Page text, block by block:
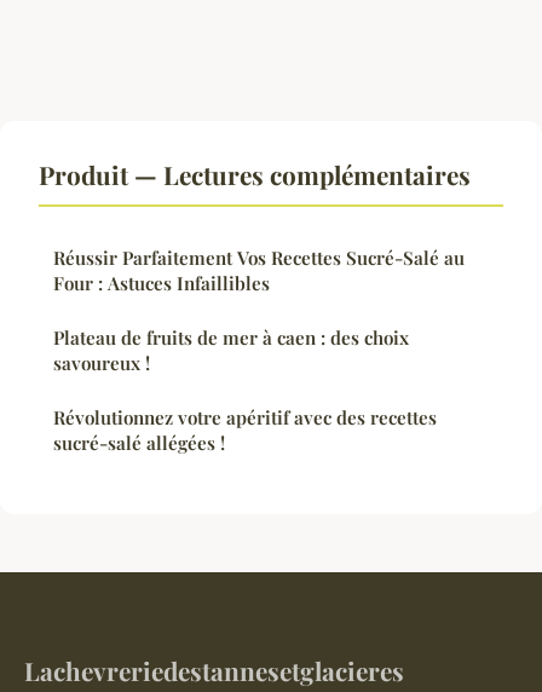
Produit — Lectures complémentaires
Réussir Parfaitement Vos Recettes Sucré-Salé au
Four : Astuces Infaillibles
Plateau de fruits de mer à caen : des choix
savoureux !
Révolutionnez votre apéritif avec des recettes
sucré-salé allégées !
Lachevreriedestannesetglacieres